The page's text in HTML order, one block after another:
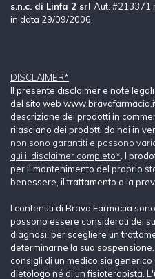
s.n.c. di Linfa 2 srl Aut. #213371
in data 29/09/2006.
DISCLAIMER*
Il presente disclaimer e note
del sito web
descrizione dei prodotti in
rilasciano dei prodotti da noi in
non sono garantiti e possono
qui il disclaimer completo* . I
per il mantenimento del proprio
benessere, il trattamento o la
I contenuti di Brava Farmacia
possono essere considerati dei
diagnosi, per scegliere un
determinarne la sua
consigli di un medico sia
dietologo né di un fisioterapista.